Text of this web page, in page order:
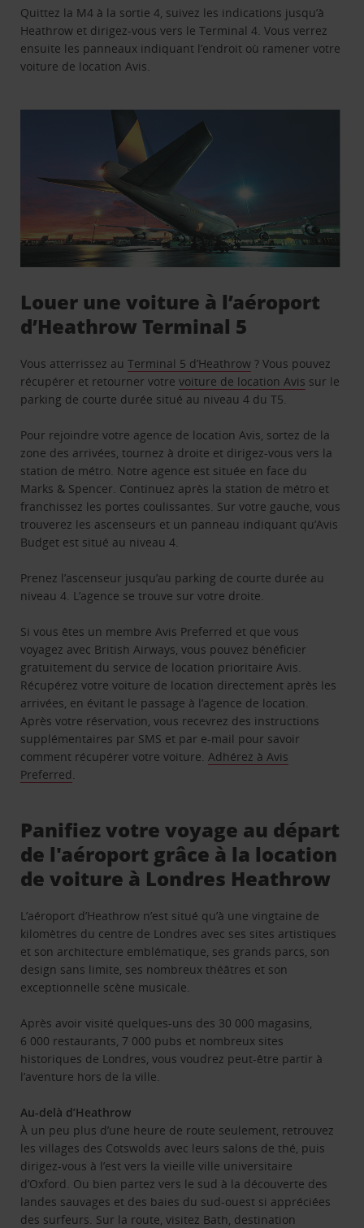
Quittez la M4 à la sortie 4, suivez les indications jusqu’à
Heathrow et dirigez-vous vers le Terminal 4. Vous verrez
ensuite les panneaux indiquant l’endroit où ramener votre
voiture de location Avis.
Louer une voiture à l’aéroport
d’Heathrow Terminal 5
Vous atterrissez auTerminal 5 d’Heathrow ? Vous pouvez
récupérer et retourner votrevoiture de location Avis sur le
parking de courte durée situé au niveau 4 du T5.
Pour rejoindre votre agence de location Avis, sortez de la
zone des arrivées, tournez à droite et dirigez-vous vers la
station de métro. Notre agence est située en face du
Marks & Spencer. Continuez après la station de métro et
franchissez les portes coulissantes. Sur votre gauche, vous
trouverez les ascenseurs et un panneau indiquant qu’Avis
Budget est situé au niveau 4.
Prenez l’ascenseur jusqu’au parking de courte durée au
niveau 4. L’agence se trouve sur votre droite.
Si vous êtes un membre Avis Preferred et que vous
voyagez avec British Airways, vous pouvez bénéficier
gratuitement du service de location prioritaire Avis.
Récupérez votre voiture de location directement après les
arrivées, en évitant le passage à l’agence de location.
Après votre réservation, vous recevrez des instructions
supplémentaires par SMS et par e-mail pour savoir
comment récupérer votre voiture. Adhérez à Avis
Preferred
Panifiez votre voyage au départ
de l'aéroport grâce à la location
de voiture à Londres Heathrow
L’aéroport d’Heathrow n’est situé qu’à une vingtaine de
kilomètres du centre de Londres avec ses sites artistiques
et son architecture emblématique, ses grands parcs, son
design sans limite, ses nombreux théâtres et son
exceptionnelle scène musicale.
Après avoir visité quelques-uns des 30 000 magasins,
6 000 restaurants, 7 000 pubs et nombreux sites
historiques de Londres, vous voudrez peut-être partir à
l’aventure hors de la ville.
Au-delà d’Heathrow
À un peu plus d’une heure de route seulement, retrouvez
les villages des Cotswolds avec leurs salons de thé, puis
dirigez-vous à l’est vers la vieille ville universitaire
d’Oxford. Ou bien partez vers le sud à la découverte des
landes sauvages et des baies du sud-ouest si appréciées
des surfeurs. Sur la route, visitez Bath, destination